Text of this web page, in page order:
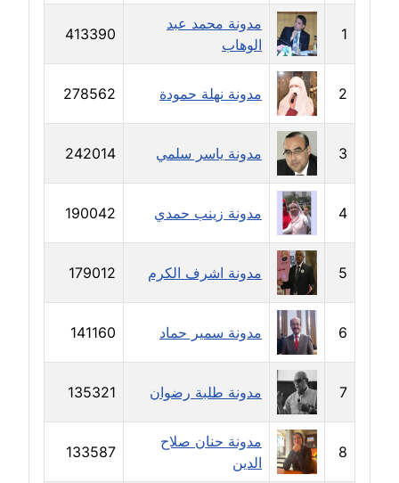
مدونة حنان صلاح الدين
عاملة
مدونة حنان طنطاوي
عاملة
مدونة حنين الفلسطينية
متوفي
مدونة خالد الخطيب
عاملة
مدونة خالد العامري
معلق
مدونة خالد دومه
عاملة
مدونة خالد صالح
عاملة
مدونة خالد عويس
1
مدونة محمد عبد
الوهاب
413390
2 مدونة نهلة حمودة 278562
3 مدونة ياسر سلمي 242014
4 مدونة زينب حمدي 190042
5 مدونة اشرف الكرم 179012
6 مدونة سمير حماد 141160
7 مدونة طلبة رضوان 135321
8
مدونة حنان صلاح
الدين
133587